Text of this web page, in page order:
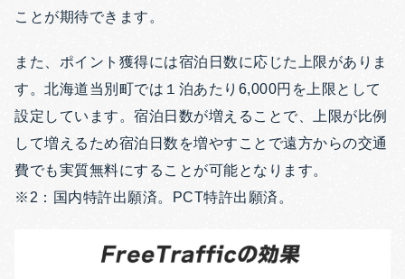
ことが期待できます。
また、ポイント獲得には宿泊日数に応じた上限がありま
す。北海道当別町では１泊あたり6,000円を上限として
設定しています。宿泊日数が増えることで、上限が比例
して増えるため宿泊日数を増やすことで遠方からの交通
費でも実質無料にすることが可能となります。
※2：国内特許出願済。PCT特許出願済。